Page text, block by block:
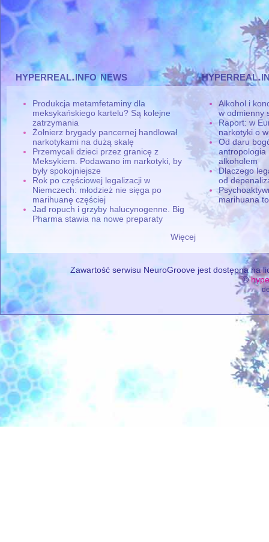
hyperreal.info news
Produkcja metamfetaminy dla
meksykańskiego kartelu? Są kolejne
zatrzymania
Żołnierz brygady pancernej handlował
narkotykami na dużą skalę
Przemycali dzieci przez granicę z
Meksykiem. Podawano im narkotyki, by
były spokojniejsze
Rok po częściowej legalizacji w
Niemczech: młodzież nie sięga po
marihuanę częściej
Jad ropuch i grzyby halucynogenne. Big
Pharma stawia na nowe preparaty
Więcej
Alkohol i
w odmienny
Raport: w
narkotyki o
Od daru
antropologia
alkoholem
Dlaczego
od
marihuana
Zawartość serwisu NeuroGroove jest dostępna na
©